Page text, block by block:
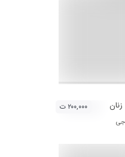
۲۰۰,۰۰۰ ت